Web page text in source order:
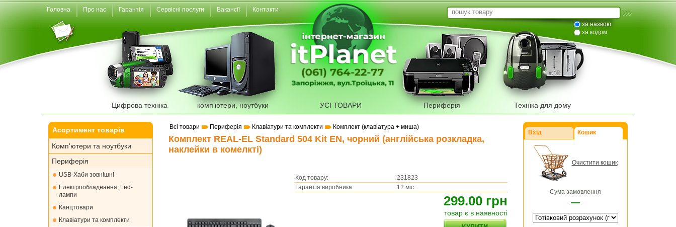
Головна Про нас Гарантія Сервісні послуги Вакансії Контакти
Цифрова техніка комп'ютери, ноутбуки УСІ ТОВАРИ Периферія Техніка для дому
за назвою
за кодом
Асортимент товарів
Комп'ютери та ноутбуки
Периферія
USB-Хаби зовнішні
Електрообладнання, Led-
лампи
Канцтовари
Клавіатури та комплекти
Всі товари Периферія Клавіатури та комплекти Комплект (клавіатура + миша)
Комплект REAL-EL Standard 504 Kit EN, чорний (англійська розкладка,
наклейки в комелкті)
Код товару:
231823
Гарантія виробника:
12 міс.
299.00 грн
товар є в наявності
Вхід Кошик
Очистити кошик
Сума замовлення
—